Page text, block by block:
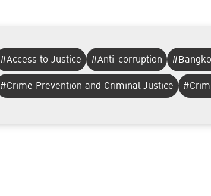
#Access to Justice #Anti-corruption
#Crime Prevention and Criminal Justice